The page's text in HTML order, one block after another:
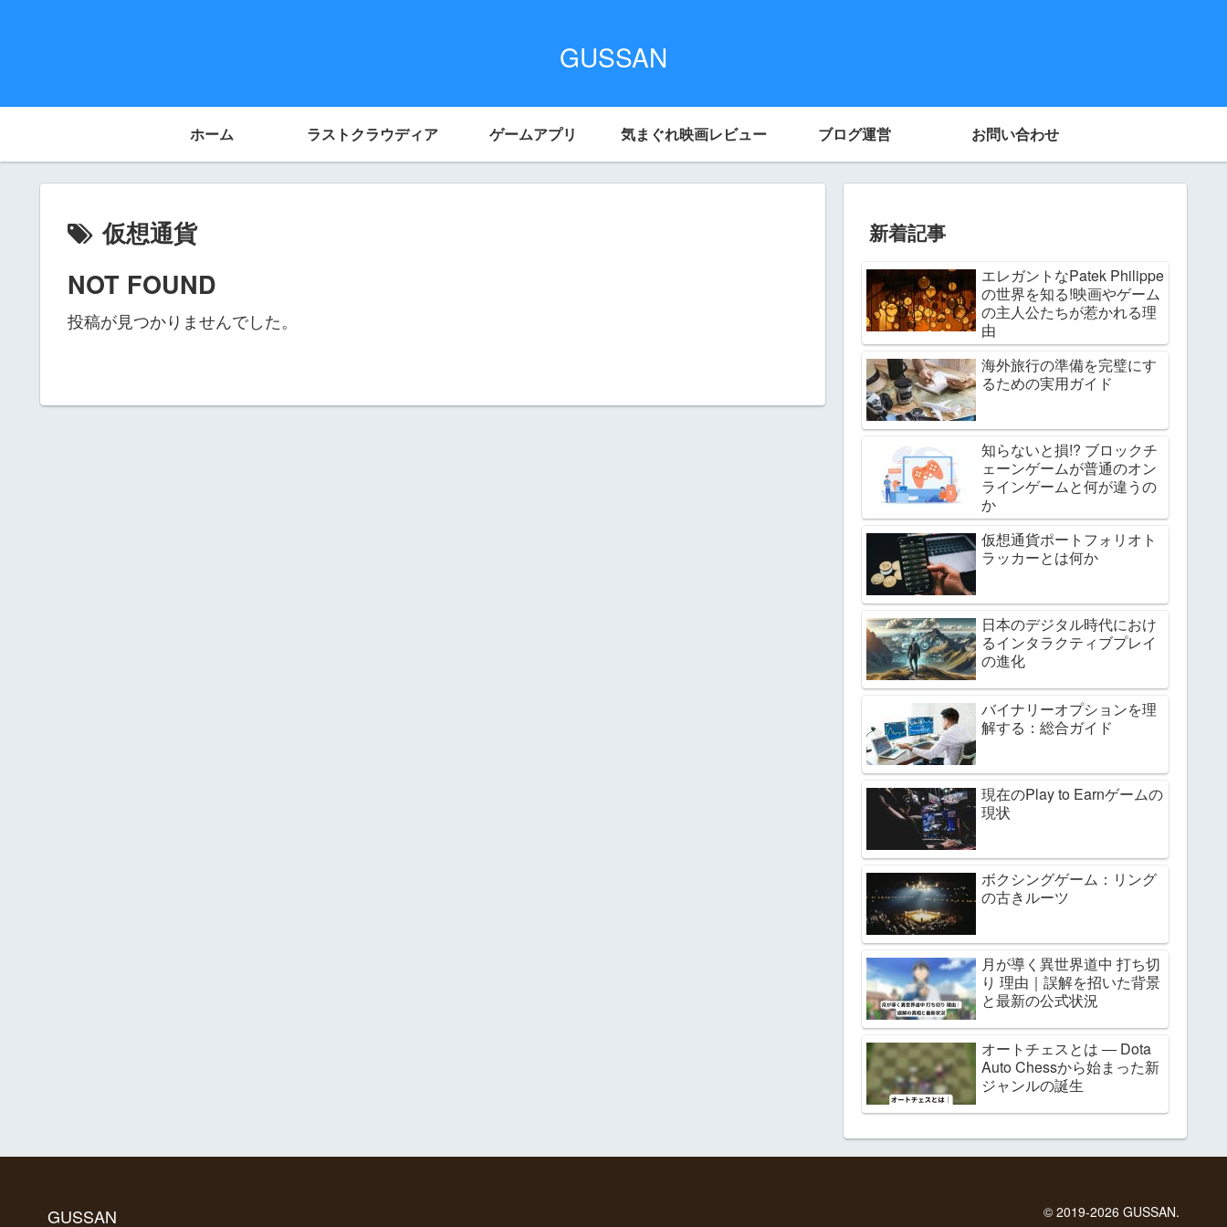
GUSSAN
ホーム ラストクラウディア ゲームアプリ 気まぐれ映画レビュー ブログ運営 お問い合わせ
仮想通貨
NOT FOUND
投稿が見つかりませんでした。
新着記事
エレガントなPatek Philippe
の世界を知る!映画やゲーム
の主人公たちが惹かれる理
由
海外旅行の準備を完璧にす
るための実用ガイド
知らないと損!? ブロックチ
ェーンゲームが普通のオン
ラインゲームと何が違うの
か
仮想通貨ポートフォリオト
ラッカーとは何か
日本のデジタル時代におけ
るインタラクティブプレイ
の進化
バイナリーオプションを理
解する：総合ガイド
現在のPlay to Earnゲームの
現状
ボクシングゲーム：リング
の古きルーツ
月が導く異世界道中 打ち切
り 理由｜誤解を招いた背景
と最新の公式状況
オートチェスとは ― Dota
Auto Chessから始まった新
ジャンルの誕生
GUSSAN © 2019-2026 GUSSAN.